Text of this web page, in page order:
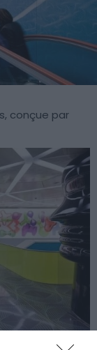
conçue par